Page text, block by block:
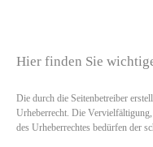
Hier finden Sie
Die durch die Seitenbetreiber
Urheberrecht. Die
des Urheberrechtes bedürfen der